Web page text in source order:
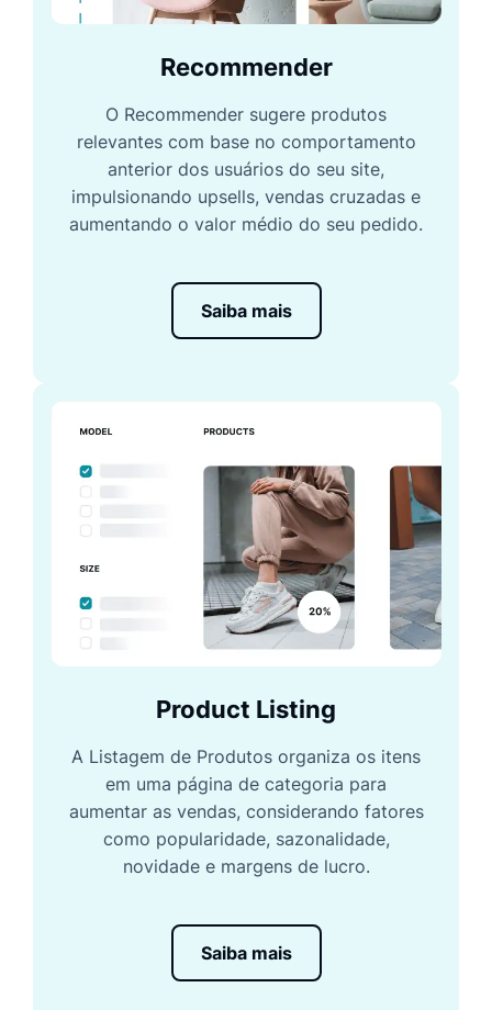
Recommender
O Recommender sugere produtos
relevantes com base no comportamento
anterior dos usuários do seu site,
impulsionando upsells, vendas cruzadas e
aumentando o valor médio do seu pedido.
Saiba mais
Product Listing
A Listagem de Produtos organiza os itens
em uma página de categoria para
aumentar as vendas, considerando fatores
como popularidade, sazonalidade,
novidade e margens de lucro.
Saiba mais